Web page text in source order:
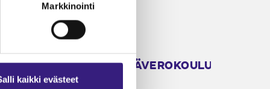
Markkinointi
kaikki evästeet
ARVONLISÄVEROKOULU
2026